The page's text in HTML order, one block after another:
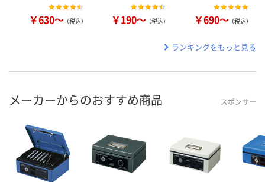
￥630～ （税込） ￥190～ （税込） ￥690～ （税込）
ランキングをもっと見る
メーカーからのおすすめ商品 スポンサー